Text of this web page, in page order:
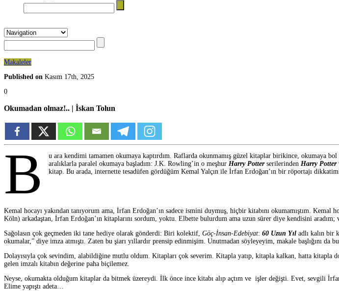
Makaleler
Published on Kasım 17th, 2025
0
Okumadan olmaz!.. | İskan Tolun
B
u ara kendimi tamamen okumaya kaptırdım. Raflarda okunmamış güzel kitaplar birikince, okumaya
aralıklarla paralel okumaya başladım: J.K. Rowling’in o meşhur Harry Potterserilerinden Harry Potter
kitap. Bu arada, internette tesadüfen gördüğüm Kemal Yalçın ile İrfan Erdoğan’ın bir röportajı
Kemal hocayı yakından tanıyorum ama, İrfan Erdoğan’ın sadece ismini duymuş, hiçbir kitabını okumamıştım.
Köln) arkadaştan, İrfan Erdoğan’ın kitaplarını sordum, yoktu. Elbette bulurdum ama uzun sürer diye kendisini aradım;
Sağolasın çok geçmeden iki tane hediye olarak gönderdi: Biri kolektif, Göç-İnsan-Edebiyat: 60 Uzun Yıl adlı kalın bir
okumalar,” diye imza atmıştı. Zaten bu şiarı yıllardır prensip edinmişim. Unutmadan söyleyeyim, makale başlığını da
Dolayısıyla çok sevindim, alabildiğine mutlu oldum. Kitapları çok severim. Kitapla yatıp, kitapla kalkan, hatta kitapla
gelen imzalı kitabın değerine paha biçilemez.
Neyse, okumakta olduğum kitaplar da bitmek üzereydi. İlk önce ince kitabı alıp açtım ve işler değişti. Evet, sevgili
Elime yapıştı adeta…